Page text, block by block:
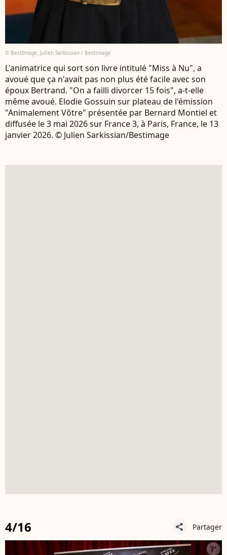
© BestImage, Julien Sarkissian / Bestimage
L'animatrice qui sort son livre intitulé "Miss à Nu", a
avoué que ça n'avait pas non plus été facile avec son
époux Bertrand. "On a failli divorcer 15 fois", a-t-elle
même avoué. Elodie Gossuin sur plateau de l'émission
"Animalement Vôtre" présentée par Bernard Montiel et
diffusée le 3 mai 2026 sur France 3, à Paris, France, le 13
janvier 2026. © Julien Sarkissian/Bestimage
4/16 share Partager